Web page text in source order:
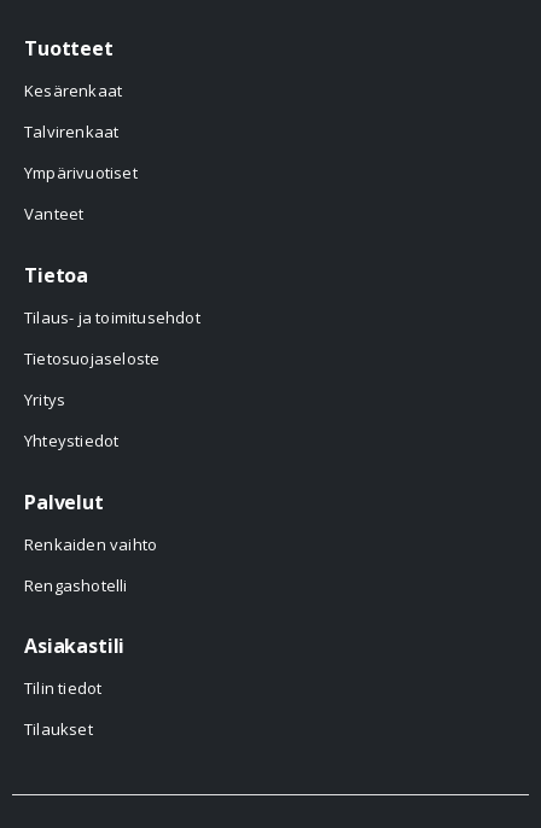
Tuotteet
Kesärenkaat
Talvirenkaat
Ympärivuotiset
Vanteet
Tietoa
Tilaus- ja toimitusehdot
Tietosuojaseloste
Yritys
Yhteystiedot
Palvelut
Renkaiden vaihto
Rengashotelli
Asiakastili
Tilin tiedot
Tilaukset